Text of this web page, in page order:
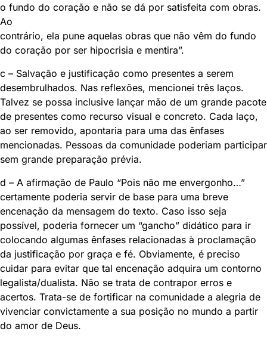
o fundo do coração e não se dá por satisfeita com obras.
Ao
contrário, ela pune aquelas obras que não vêm do fundo
do coração por ser hipocrisia e mentira”.
c – Salvação e justificação como presentes a serem
desembrulhados. Nas reflexões, mencionei três laços.
Talvez se possa inclusive lançar mão de um grande pacote
de presentes como recurso visual e concreto. Cada laço,
ao ser removido, apontaria para uma das ênfases
mencionadas. Pessoas da comunidade poderiam participar
sem grande preparação prévia.
d – A afirmação de Paulo “Pois não me envergonho…”
certamente poderia servir de base para uma breve
encenação da mensagem do texto. Caso isso seja
possível, poderia fornecer um “gancho” didático para ir
colocando algumas ênfases relacionadas à proclamação
da justificação por graça e fé. Obviamente, é preciso
cuidar para evitar que tal encenação adquira um contorno
legalista/dualista. Não se trata de contrapor erros e
acertos. Trata-se de fortificar na comunidade a alegria de
vivenciar convictamente a sua posição no mundo a partir
do amor de Deus.